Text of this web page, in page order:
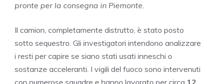
pronte per la consegna in Piemonte.
Il camion, completamente distrutto, è stato posto
sotto sequestro. Gli investigatori intendono analizzare
i resti per capire se siano stati usati inneschi o
sostanze acceleranti. I vigili del fuoco sono intervenuti